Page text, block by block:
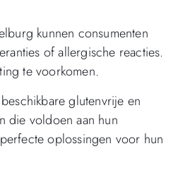
kunnen consumenten
of allergische reacties.
te voorkomen.
glutenvrije en
die voldoen aan hun
oplossingen voor hun